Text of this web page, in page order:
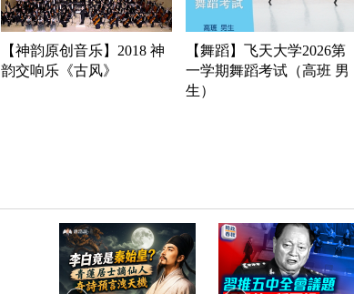
【神韵原创音乐】2018 神
韵交响乐《古风》
【舞蹈】飞天大学2026第
一学期舞蹈考试（高班 男
生）